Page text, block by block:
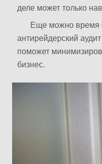
деле может только
Еще можно время
антирейдерский
поможет
бизнес.